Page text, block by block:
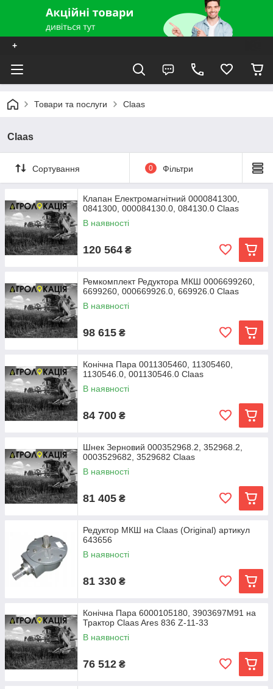
+
Товари та послуги Claas
Claas
Сортування 0 Фільтри
Клапан Електромагнітний 0000841300,
0841300, 000084130.0, 084130.0 Claas
В наявності
120 564 ₴
Ремкомплект Редуктора МКШ 0006699260,
6699260, 000669926.0, 669926.0 Claas
В наявності
98 615 ₴
Конічна Пара 0011305460, 11305460,
1130546.0, 001130546.0 Claas
В наявності
84 700 ₴
Шнек Зерновий 000352968.2, 352968.2,
0003529682, 3529682 Claas
В наявності
81 405 ₴
Редуктор МКШ на Claas (Original) артикул
643656
В наявності
81 330 ₴
Конічна Пара 6000105180, 3903697M91 на
Трактор Claas Ares 836 Z-11-33
В наявності
76 512 ₴